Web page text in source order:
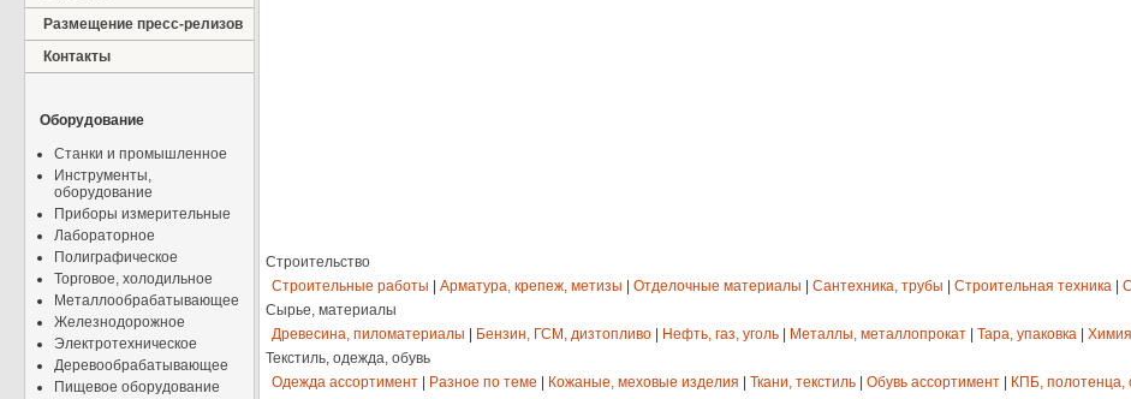
Размещение пресс-релизов
Контакты
Оборудование
Станки и промышленное
Инструменты,
оборудование
Приборы измерительные
Лабораторное
Полиграфическое
Торговое, холодильное
Металлообрабатывающее
Железнодорожное
Электротехническое
Деревообрабатывающее
Пищевое оборудование
Строительство
Строительные работы
Арматура, крепеж, метизы Отделочные материалы Сантехника, трубы Строительная техника
Сырье, материалы
Древесина, пиломатериалы
Бензин, ГСМ, дизтопливо Нефть, газ, уголь Металлы, металлопрокат Тара, упаковка
Текстиль, одежда, обувь
Одежда ассортимент
Разное по теме Кожаные, меховые изделия Ткани, текстиль Обувь ассортимент КПБ, полотенца,